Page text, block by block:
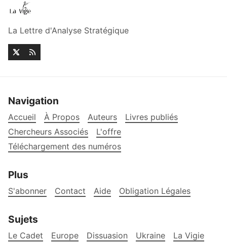
La Lettre d'Analyse Stratégique
Navigation
Accueil À Propos Auteurs
Livres publiés
Chercheurs Associés
L'offre
Téléchargement des numéros
Plus
S'abonner Contact Aide Obligation Légales
Sujets
Le Cadet Europe Dissuasion Ukraine La Vigie